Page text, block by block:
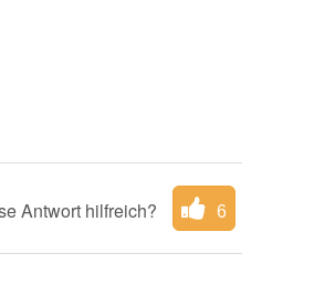
Antwort hilfreich? 6